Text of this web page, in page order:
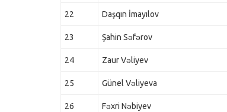
22 Daşqın İmayılov
23 Şahin Səfərov
24 Zaur Vəliyev
25 Günel Vəliyeva
26 Fəxri Nəbiyev